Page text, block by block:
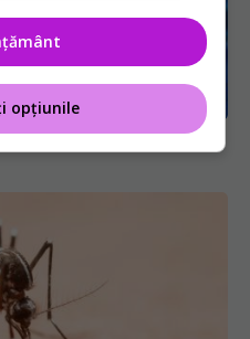
de bolile prin care
opțiunile